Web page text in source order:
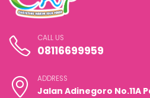
CALL US
08116699959
ADDRESS
Jalan Adinegoro No.11A